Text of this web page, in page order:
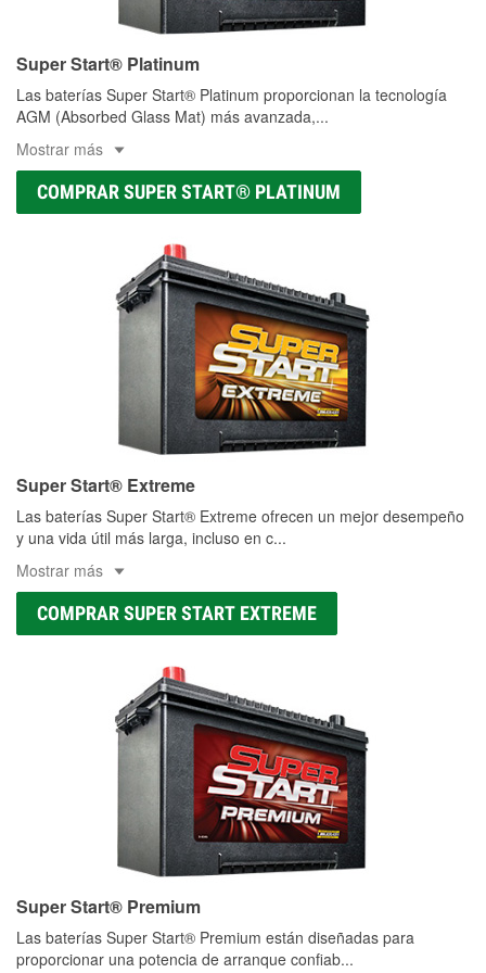
Super Start® Platinum
Las baterías Super Start® Platinum proporcionan la tecnología
AGM (Absorbed Glass Mat) más avanzada,...
Mostrar más
COMPRAR SUPER START® PLATINUM
Super Start® Extreme
Las baterías Super Start® Extreme ofrecen un mejor desempeño
y una vida útil más larga, incluso en c...
Mostrar más
COMPRAR SUPER START EXTREME
Super Start® Premium
Las baterías Super Start® Premium están diseñadas para
proporcionar una potencia de arranque confiab...